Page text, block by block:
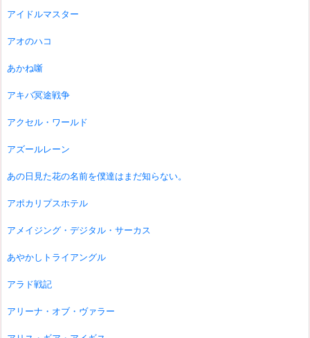
アイドルマスター
アオのハコ
あかね噺
アキバ冥途戦争
アクセル・ワールド
アズールレーン
あの日見た花の名前を僕達はまだ知らない。
アポカリプスホテル
アメイジング・デジタル・サーカス
あやかしトライアングル
アラド戦記
アリーナ・オブ・ヴァラー